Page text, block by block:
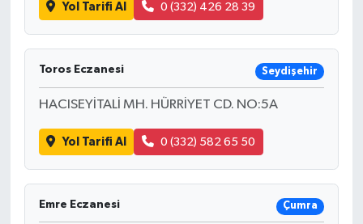
Yol Tarifi Al 0 (332) 426 28 39
Toros Eczanesi Seydişehir
HACISEYİTALİ MH. HÜRRİYET CD. NO:5A
Yol Tarifi Al 0 (332) 582 65 50
Emre Eczanesi Çumra